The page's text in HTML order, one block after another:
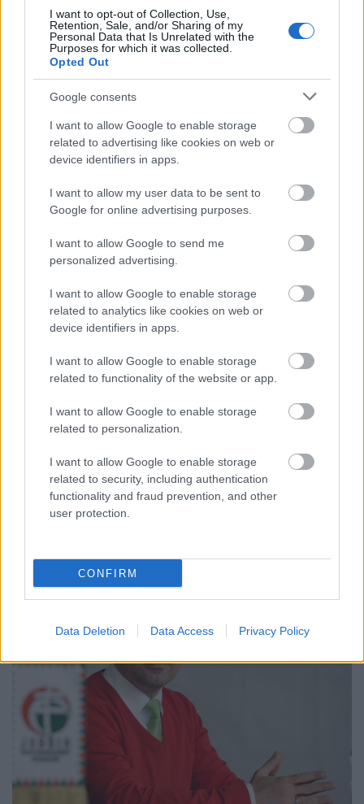
I want to opt-out of Collection, Use,
Retention, Sale, and/or Sharing of my
Personal Data that Is Unrelated with the
Purposes for which it was collected.
Opted Out
Google consents
I want to allow Google to enable storage
related to advertising like cookies on web or
device identifiers in apps.
I want to allow my user data to be sent to
Google for online advertising purposes.
I want to allow Google to send me
personalized advertising.
I want to allow Google to enable storage
related to analytics like cookies on web or
device identifiers in apps.
I want to allow Google to enable storage
related to functionality of the website or app.
I want to allow Google to enable storage
related to personalization.
I want to allow Google to enable storage
related to security, including authentication
functionality and fraud prevention, and other
user protection.
CONFIRM
Data Deletion Data Access Privacy Policy
német kancellárról?
Radikális, de mégis koalícióképes
baloldal - a Die Linke a német
választások előtt
Kettős Mérce vendégszerző•2017. augusztus 23.
Az európai baloldal jónéhány éve tartó válságában
választások idején egyre kíváncsibban figyeljük,
tudnak-e sikeres alternatívákat felmutatni a
baloldali pártok a konzervatív, neoliberális
választási programokkal szemben. Noha
Németországban a konzervatív CDU kormányzása